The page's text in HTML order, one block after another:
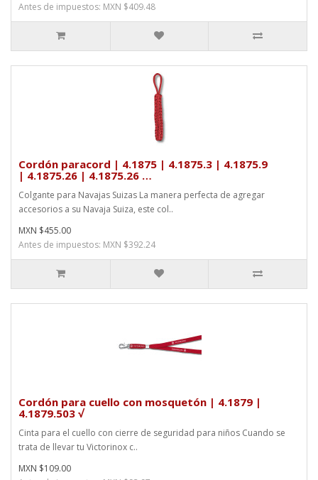
Antes de impuestos: MXN $409.48
Cordón paracord | 4.1875 | 4.1875.3 | 4.1875.9
| 4.1875.26 | 4.1875.26 …
Colgante para Navajas Suizas La manera perfecta de agregar
accesorios a su Navaja Suiza, este col..
MXN $455.00
Antes de impuestos: MXN $392.24
Cordón para cuello con mosquetón | 4.1879 |
4.1879.503 √
Cinta para el cuello con cierre de seguridad para niños Cuando se
trata de llevar tu Victorinox c..
MXN $109.00